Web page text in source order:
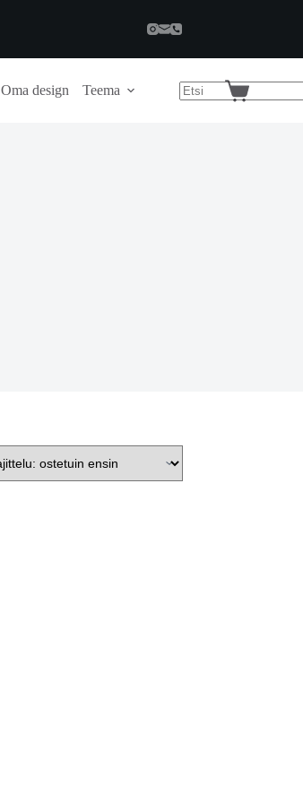
Oma design Teema
Shopping